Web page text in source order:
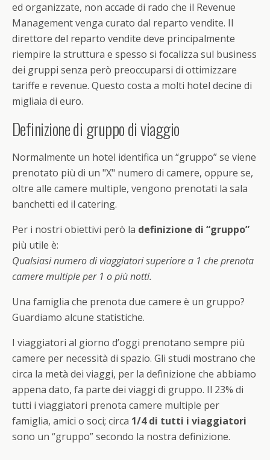
ed organizzate, non accade di rado che il Revenue
Management venga curato dal reparto vendite. Il
direttore del reparto vendite deve principalmente
riempire la struttura e spesso si focalizza sul business
dei gruppi senza però preoccuparsi di ottimizzare
tariffe e revenue. Questo costa a molti hotel decine di
migliaia di euro.
Definizione di gruppo di viaggio
Normalmente un hotel identifica un “gruppo” se viene
prenotato più di un "X" numero di camere, oppure se,
oltre alle camere multiple, vengono prenotati la sala
banchetti ed il catering.
Per i nostri obiettivi però la definizione di “gruppo”
più utile è:
Qualsiasi numero di viaggiatori superiore a 1 che prenota
camere multiple per 1 o più notti.
Una famiglia che prenota due camere è un gruppo?
Guardiamo alcune statistiche.
I viaggiatori al giorno d’oggi prenotano sempre più
camere per necessità di spazio. Gli studi mostrano che
circa la metà dei viaggi, per la definizione che abbiamo
appena dato, fa parte dei viaggi di gruppo. Il 23% di
tutti i viaggiatori prenota camere multiple per
famiglia, amici o soci; circa 1/4 di tutti i viaggiatori
sono un “gruppo” secondo la nostra definizione.